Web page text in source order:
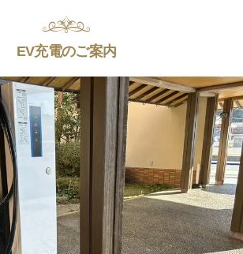
EV充電のご案内